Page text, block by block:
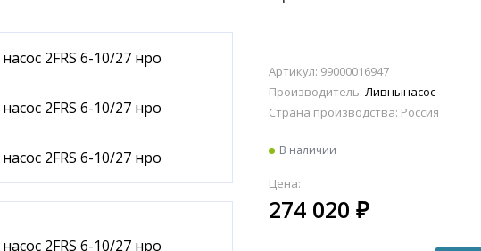
Артикул: 99000016947
Производитель: Ливнынасос
Страна производства: Россия
В наличии
Цена:
274 020 ₽